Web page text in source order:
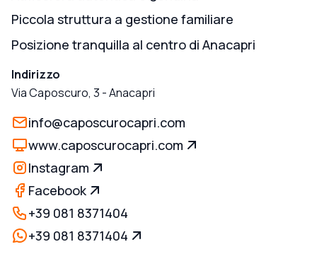
Piccola struttura a gestione familiare
Posizione tranquilla al centro di Anacapri
Indirizzo
Via Caposcuro, 3 -Anacapri
info@caposcurocapri.com
www.caposcurocapri.com
Instagram
Facebook
+39 081 8371404
+39 081 8371404